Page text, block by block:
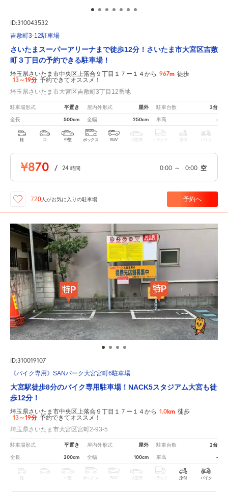
ID:310043532
吉敷町3-12駐車場
さいたまスーパーアリーナまで徒歩12分！さいたま市大宮区吉敷
町３丁目の予約できる駐車場！
埼玉県さいたま市中央区上落合９丁目１７ー１４から 967m 徒歩
13～19分 予約できてオススメ！
埼玉県さいたま市大宮区吉敷町3丁目12番地
駐車場形式 平置き 屋内外形式 屋外 駐車台数 3台
全長 500cm 全幅 250cm 車高 -
軽 コ 中型 ボックス SUV 大型車 トラック 原付 バイク
¥870 / 24 時間 0:00 ～ 0:00 空
720人がお気に入りの駐車場 予約へ
ID:310019107
《バイク専用》SANパーク大宮宮町6駐車場
大宮駅徒歩8分のバイク専用駐車場！NACK5スタジアム大宮も徒
歩12分！
埼玉県さいたま市中央区上落合９丁目１７ー１４から 1.0km 徒歩
13～19分 予約できてオススメ！
埼玉県さいたま市大宮区宮町2-93-5
駐車場形式 平置き 屋内外形式 屋外 駐車台数 2台
全長 200cm 全幅 100cm 車高 -
軽 中型 ボックス SUV 大型車 トラック 原付 バイク